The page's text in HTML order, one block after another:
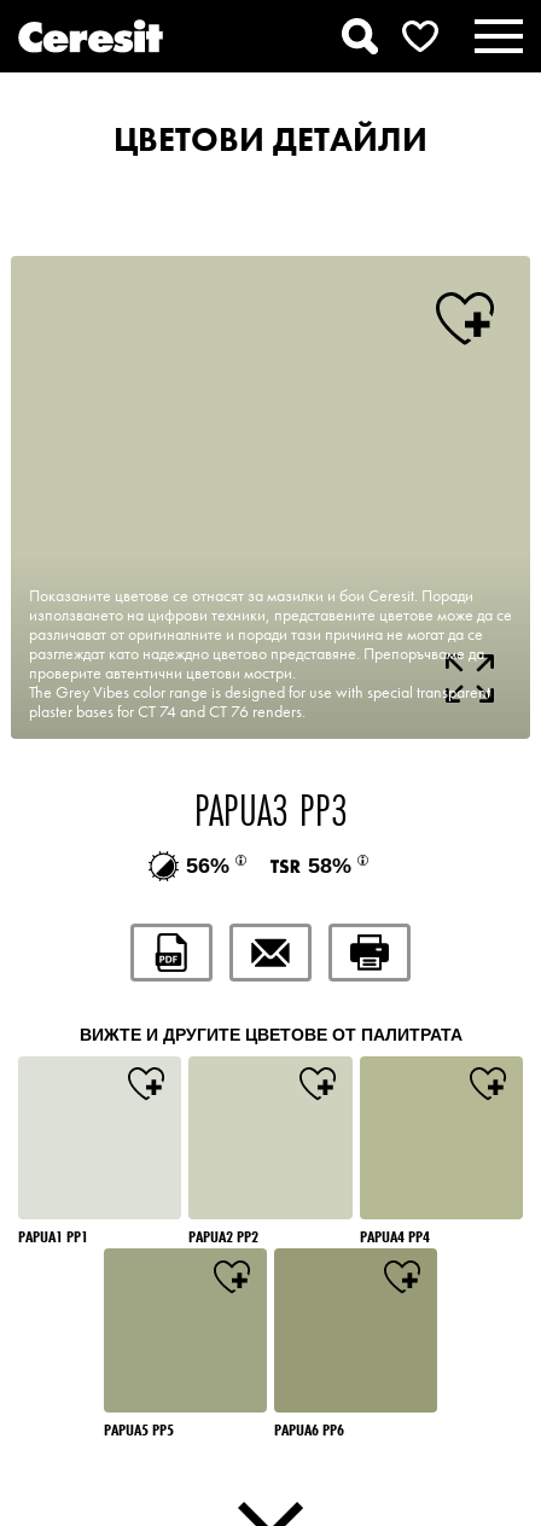
ЦВЕТОВИ ДЕТАЙЛИ
Показаните цветове се отнасят за мазилки и бои Ceresit. Поради
използването на цифрови техники, представените цветове може да се
различават от оригиналните и поради тази причина не могат да се
разглеждат като надеждно цветово представяне. Препоръчваме да
проверите автентични цветови мостри.
The Grey Vibes color range is designed for use with special transparent
plaster bases for CT 74 and CT 76 renders.
PAPUA3 PP3
56% 58%
ВИЖТЕ И ДРУГИТЕ ЦВЕТОВЕ ОТ ПАЛИТРАТА
PAPUA1 PP1 PAPUA2 PP2 PAPUA4 PP4
PAPUA5 PP5 PAPUA6 PP6